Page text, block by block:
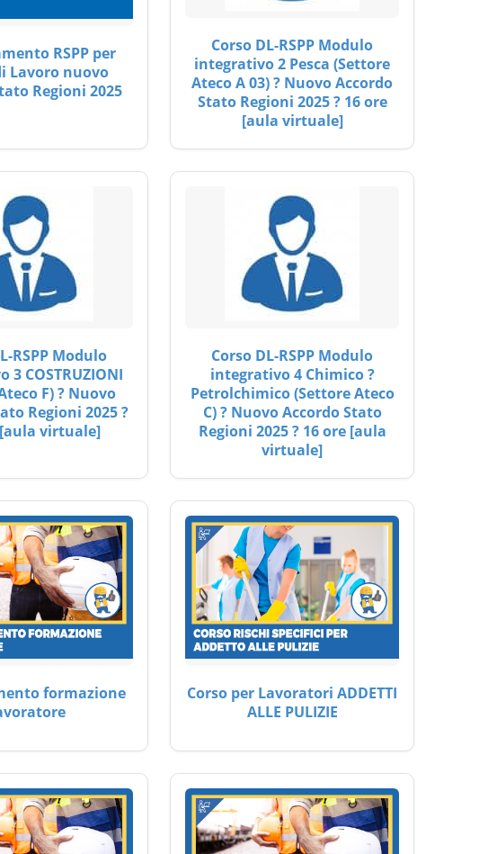
RSPP per
Lavoro nuovo
Regioni 2025
Corso DL-RSPP Modulo
integrativo 2 Pesca (Settore
Ateco A 03) ? Nuovo Accordo
Stato Regioni 2025 ? 16 ore
[aula virtuale]
RSPP Modulo
3 COSTRUZIONI
F) ? Nuovo
Regioni 2025 ?
virtuale]
Corso DL-RSPP Modulo
integrativo 4 Chimico ?
Petrolchimico (Settore Ateco
C) ? Nuovo Accordo Stato
Regioni 2025 ? 16 ore [aula
virtuale]
formazione
Corso per Lavoratori ADDETTI
ALLE PULIZIE